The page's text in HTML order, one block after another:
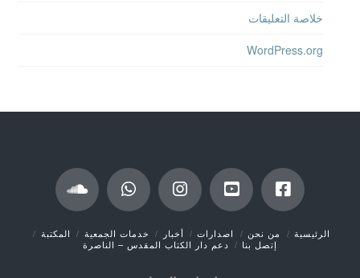
خلاصة التعليقات
WordPress.org
الرئيسية من نحن اصدارات أخبار خدمات الجمعية
المكتبة
إتصل بنا
دعم دار الكتاب المقدس – الناصرة